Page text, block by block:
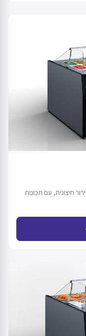
חיצונית, עם תכונות